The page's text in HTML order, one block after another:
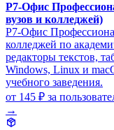
Р7-Офис
вузов и колледжей)
Р7-Офис
колледжей по
редакторы текстов,
Windows, Linux и
учебного заведения.
от 145 ₽ за
→